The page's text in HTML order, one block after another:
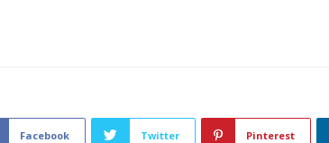
Facebook Twitter Pinterest